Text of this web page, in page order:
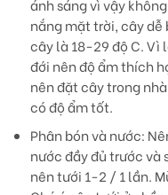
ánh sáng vì vậy
nắng mặt trời, cây dễ
cây là 18-29 độ C. Vì
đới nên độ ẩm thích
nên đặt cây trong
có độ ẩm tốt.
Phân bón và nước:
nước đầy đủ trước và
nên tưới 1-2 / 1 lần.